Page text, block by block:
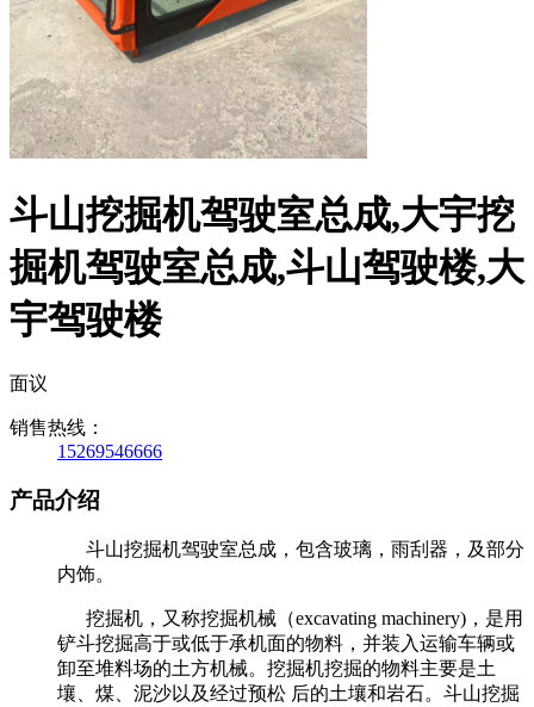
斗山挖掘机驾驶室总成,大宇挖
掘机驾驶室总成,斗山驾驶楼,大
宇驾驶楼
面议
销售热线：
15269546666
产品介绍
斗山挖掘机驾驶室总成，包含玻璃，雨刮器，及部分
内饰。
挖掘机，又称挖掘机械（excavating machinery)，是用
铲斗挖掘高于或低于承机面的物料，并装入运输车辆或
卸至堆料场的土方机械。挖掘机挖掘的物料主要是土
壤、煤、泥沙以及经过预松 后的土壤和岩石。斗山挖掘